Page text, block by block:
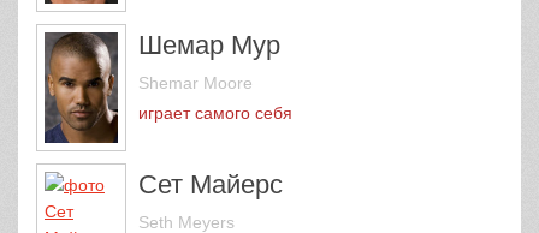
Шемар Мур
Shemar Moore
играет самого себя
Сет Майерс
Seth Meyers